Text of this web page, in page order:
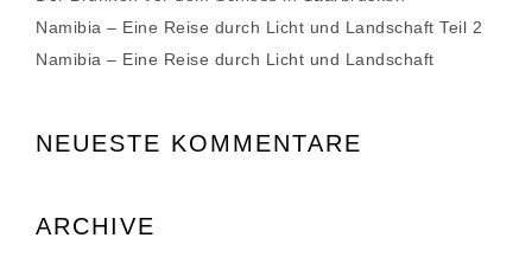
Namibia – Eine Reise durch Licht und Landschaft Teil 2
Namibia – Eine Reise durch Licht und Landschaft
NEUESTE KOMMENTARE
ARCHIVE